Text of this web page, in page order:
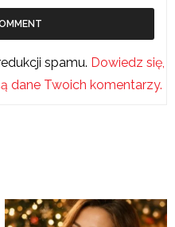
spamu. Dowiedz się,
dane Twoich komentarzy.